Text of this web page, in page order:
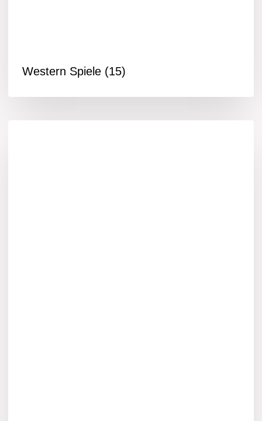
Western Spiele (15)